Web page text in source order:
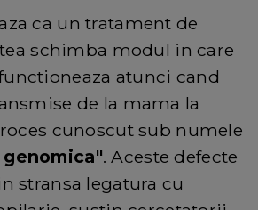
ca un tratament de
schimba modul in care
atunci cand
de la mama la
cunoscut sub numele
. Aceste defecte
stransa legatura cu